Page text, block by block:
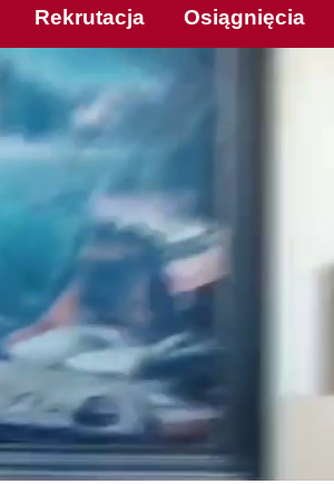
Rekrutacja Osiągnięcia